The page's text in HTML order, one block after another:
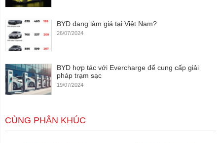
BYD đang làm giá tại Việt Nam?
26/07/2024
BYD hợp tác với Evercharge để cung cấp giải
pháp trạm sạc
19/07/2024
CÙNG PHÂN KHÚC